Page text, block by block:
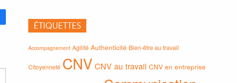
ÉTIQUETTES
Accompagnement Agilité Authenticité Bien-être au travail
Citoyenneté CNV CNV au travail CNV en entreprise